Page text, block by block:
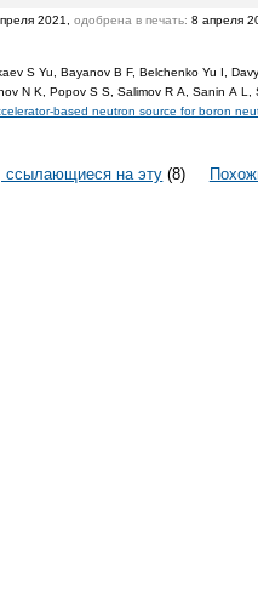
2021, одобрена в печать: 8 апреля
S Yu, Bayanov B F, Belchenko Yu I,
N K, Popov S S, Salimov R A, Sanin A
based neutron source for boron
ссылающиеся на эту (8)